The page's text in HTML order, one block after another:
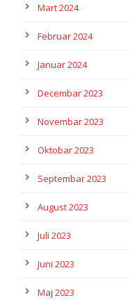
Mart 2024
Februar 2024
Januar 2024
Decembar 2023
Novembar 2023
Oktobar 2023
Septembar 2023
August 2023
Juli 2023
Juni 2023
Maj 2023